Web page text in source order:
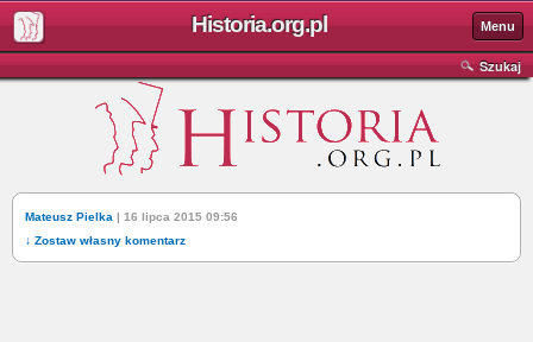
Historia.org.pl Menu
Szukaj
Mateusz Pielka | 16 lipca 2015 09:56
↓ Zostaw własny komentarz